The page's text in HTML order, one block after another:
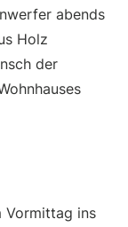
abends
Holz
der
Vormittag ins